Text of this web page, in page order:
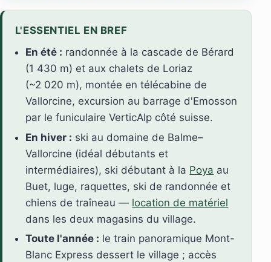
L'ESSENTIEL EN BREF
En été : randonnée à la cascade de Bérard
(1 430 m) et aux chalets de Loriaz
(~2 020 m), montée en télécabine de
Vallorcine, excursion au barrage d'Emosson
par le funiculaire VerticAlp côté suisse.
En hiver : ski au domaine de Balme–
Vallorcine (idéal débutants et
intermédiaires), ski débutant à la Poya au
Buet, luge, raquettes, ski de randonnée et
chiens de traîneau — location de matériel
dans les deux magasins du village.
Toute l'année : le train panoramique Mont-
Blanc Express dessert le village ; accès